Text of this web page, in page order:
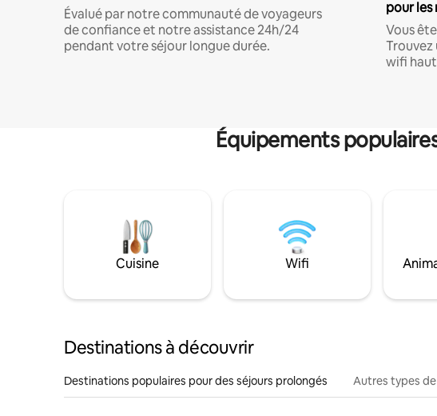
Évalué par notre communauté de voyageurs
de confiance et notre assistance 24h/24
pendant votre séjour longue durée.
pour les
Vous
Trouvez
wifi
Équipements
Cuisine Wifi
Destinations à découvrir
Destinations populaires pour des séjours prolongés Autres types